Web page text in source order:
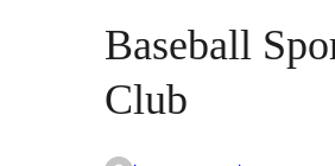
Baseball
Club